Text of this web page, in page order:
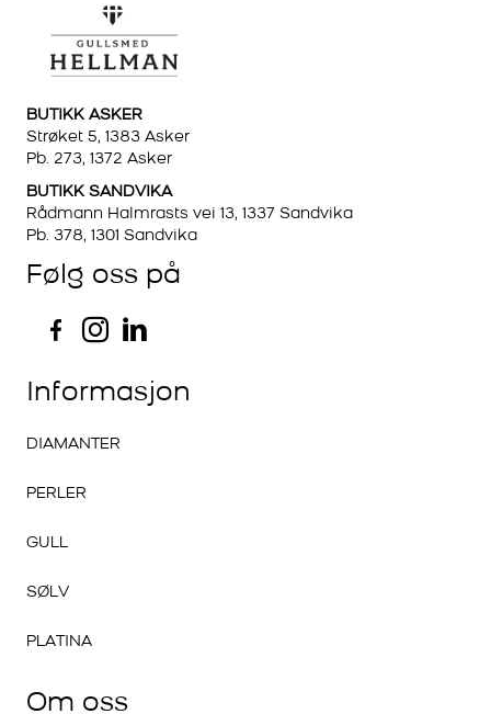
BUTIKK ASKER
Strøket 5, 1383 Asker
Pb. 273, 1372 Asker
BUTIKK SANDVIKA
Rådmann Halmrasts vei 13, 1337 Sandvika
Pb. 378, 1301 Sandvika
Følg oss på
Informasjon
DIAMANTER
PERLER
GULL
SØLV
PLATINA
Om oss